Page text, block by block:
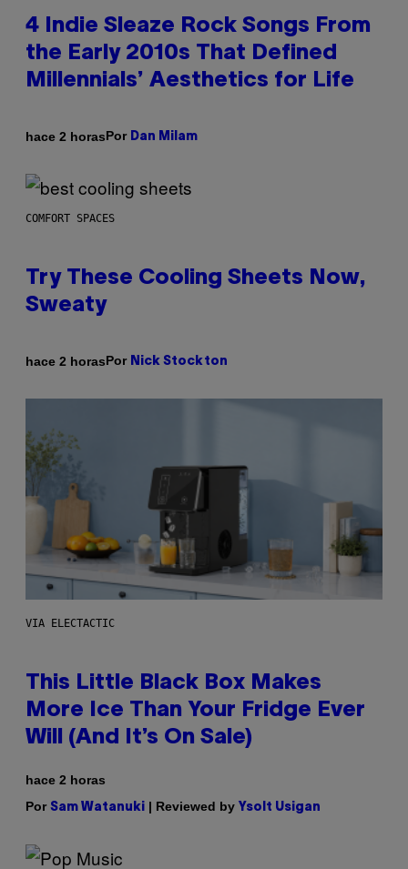
4 Indie Sleaze Rock Songs From
the Early 2010s That Defined
Millennials’ Aesthetics for Life
hace 2 horasPor Dan Milam
COMFORT SPACES
Try These Cooling Sheets Now,
Sweaty
hace 2 horasPor Nick Stockton
VIA ELECTACTIC
This Little Black Box Makes
More Ice Than Your Fridge Ever
Will (And It’s On Sale)
hace 2 horas
Por Sam Watanuki | Reviewed by Ysolt Usigan